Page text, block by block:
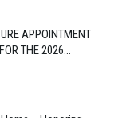
APPOINTMENT
THE 2026